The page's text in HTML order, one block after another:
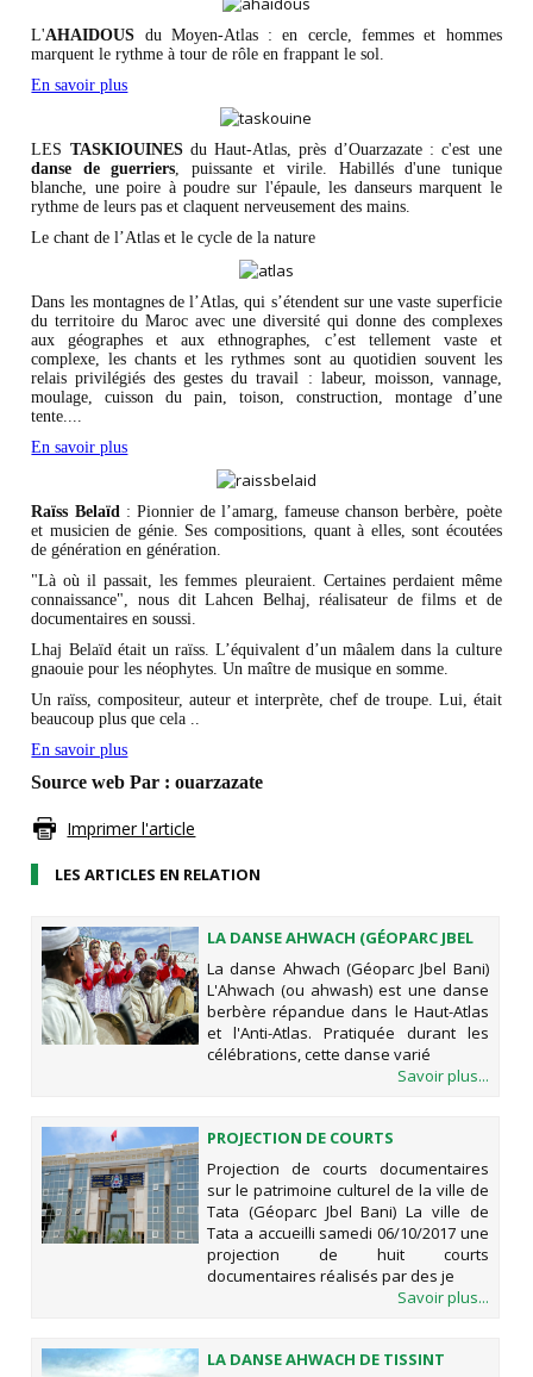
L'AHAIDOUS du Moyen-Atlas : en cercle, femmes et hommes
marquent le rythme à tour de rôle en frappant le sol.
En savoir plus
LES TASKIOUINESdu Haut-Atlas, près d’Ouarzazate : c'est une
danse de guerriers, puissante et virile. Habillés d'une tunique
blanche, une poire à poudre sur l'épaule, les danseurs marquent le
rythme de leurs pas et claquent nerveusement des mains.
Le chant de l’Atlas et le cycle de la nature
Dans les montagnes de l’Atlas, qui s’étendent sur une vaste superficie
du territoire du Maroc avec une diversité qui donne des complexes
aux géographes et aux ethnographes, c’est tellement vaste et
complexe, les chants et les rythmes sont au quotidien souvent les
relais privilégiés des gestes du travail : labeur, moisson, vannage,
moulage, cuisson du pain, toison, construction, montage d’une
tente....
En savoir plus
Raïss Belaïd: Pionnier de l’amarg, fameuse chanson berbère, poète
et musicien de génie. Ses compositions, quant à elles, sont écoutées
de génération en génération.
"Là où il passait, les femmes pleuraient. Certaines perdaient même
connaissance", nous dit Lahcen Belhaj, réalisateur de films et de
documentaires en soussi.
Lhaj Belaïd était un raïss. L’équivalent d’un mâalem dans la culture
gnaouie pour les néophytes. Un maître de musique en somme.
Un raïss, compositeur, auteur et interprète, chef de troupe. Lui, était
beaucoup plus que cela ..
En savoir plus
Source web Par : ouarzazate
Imprimer l'article
LES ARTICLES EN RELATION
LA DANSE AHWACH (GÉOPARC JBEL
BANI)
La danse Ahwach (Géoparc Jbel Bani)
L'Ahwach (ou ahwash) est une danse
berbère répandue dans le Haut-Atlas
et l'Anti-Atlas. Pratiquée durant les
célébrations, cette danse varié
Savoir plus...
PROJECTION DE COURTS
DOCUMENTAIRES SUR LE
PATRIMOINE CULTUREL DE LA VILLE
DE TATA (GÉOPARC JBEL BANI)
Projection de courts documentaires
sur le patrimoine culturel de la ville de
Tata (Géoparc Jbel Bani) La ville de
Tata a accueilli samedi 06/10/2017 une
projection de huit courts
documentaires réalisés par des je
Savoir plus...
LA DANSE AHWACH DE TISSINT